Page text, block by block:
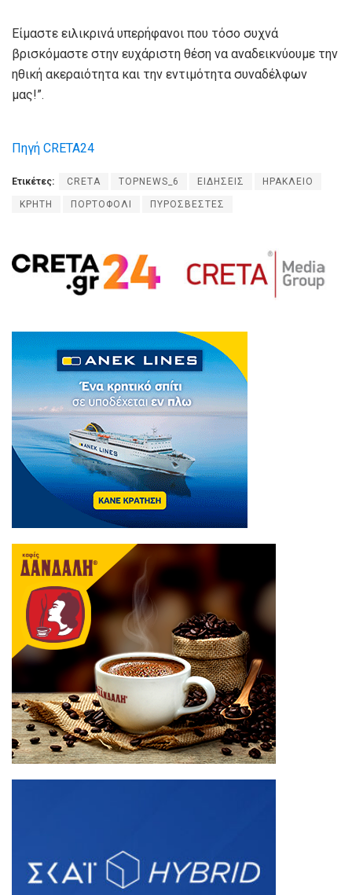
Είμαστε ειλικρινά υπερήφανοι που τόσο συχνά
βρισκόμαστε στην ευχάριστη θέση να αναδεικνύουμε την
ηθική ακεραιότητα και την εντιμότητα συναδέλφων
μας!”.
Πηγή CRETA24
Ετικέτες: CRETA TOPNEWS_6 ΕΙΔΗΣΕΙΣ ΗΡΑΚΛΕΙΟ
ΚΡΗΤΗ ΠΟΡΤΟΦΟΛΙ ΠΥΡΟΣΒΕΣΤΕΣ